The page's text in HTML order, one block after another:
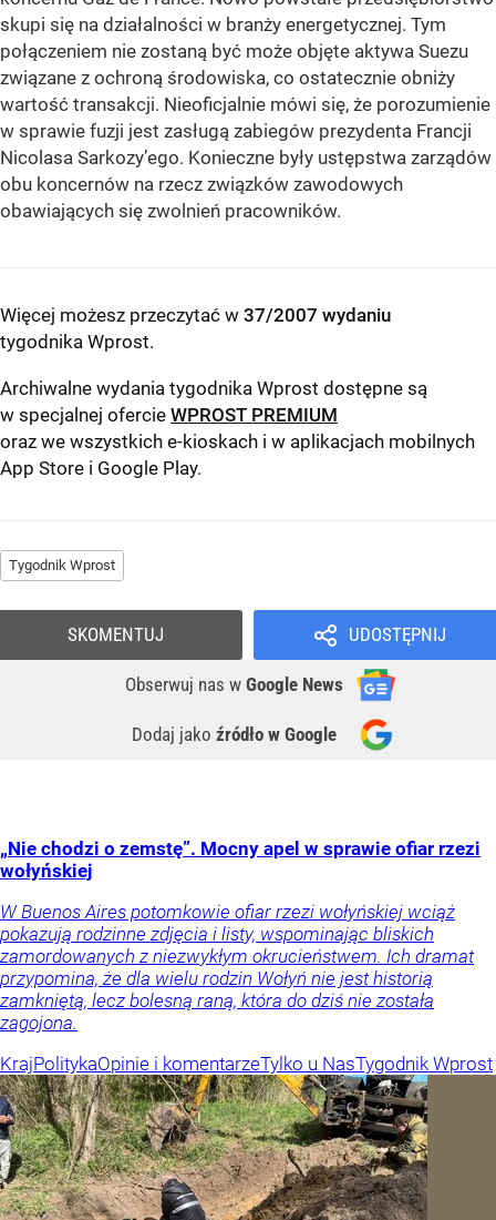
skupi się na działalności w branży energetycznej. Tym
połączeniem nie zostaną być może objęte aktywa Suezu
związane z ochroną środowiska, co ostatecznie obniży
wartość transakcji. Nieoficjalnie mówi się, że porozumienie
w sprawie fuzji jest zasługą zabiegów prezydenta Francji
Nicolasa Sarkozy’ego. Konieczne były ustępstwa zarządów
obu koncernów na rzecz związków zawodowych
obawiających się zwolnień pracowników.
Więcej możesz przeczytać w 37/2007 wydaniu
tygodnika Wprost.
Archiwalne wydania tygodnika Wprost dostępne są
w specjalnej ofercie WPROST PREMIUM
oraz we wszystkich e-kioskach i w aplikacjach mobilnych
App Store i Google Play.
Tygodnik Wprost
UDOSTĘPNIJ
Obserwuj nas w Google News
Dodaj jako źródło w Google
SKOMENTUJ
„Nie chodzi o zemstę”. Mocny apel w sprawie ofiar rzezi
wołyńskiej
W Buenos Aires potomkowie ofiar rzezi wołyńskiej wciąż
pokazują rodzinne zdjęcia i listy, wspominając bliskich
zamordowanych z niezwykłym okrucieństwem. Ich dramat
przypomina, że dla wielu rodzin Wołyń nie jest historią
zamkniętą, lecz bolesną raną, która do dziś nie została
zagojona.
KrajPolitykaOpinie i komentarzeTylko u NasTygodnik Wprost